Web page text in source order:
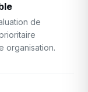
de
organisation.